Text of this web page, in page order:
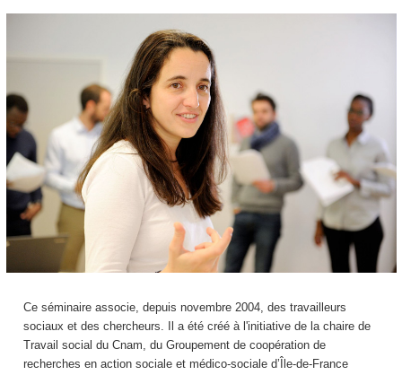
Ce séminaire associe, depuis novembre 2004, des travailleurs
sociaux et des chercheurs. Il a été créé à l'initiative de la chaire de
Travail social du Cnam, du Groupement de coopération de
recherches en action sociale et médico-sociale d’Île-de-France